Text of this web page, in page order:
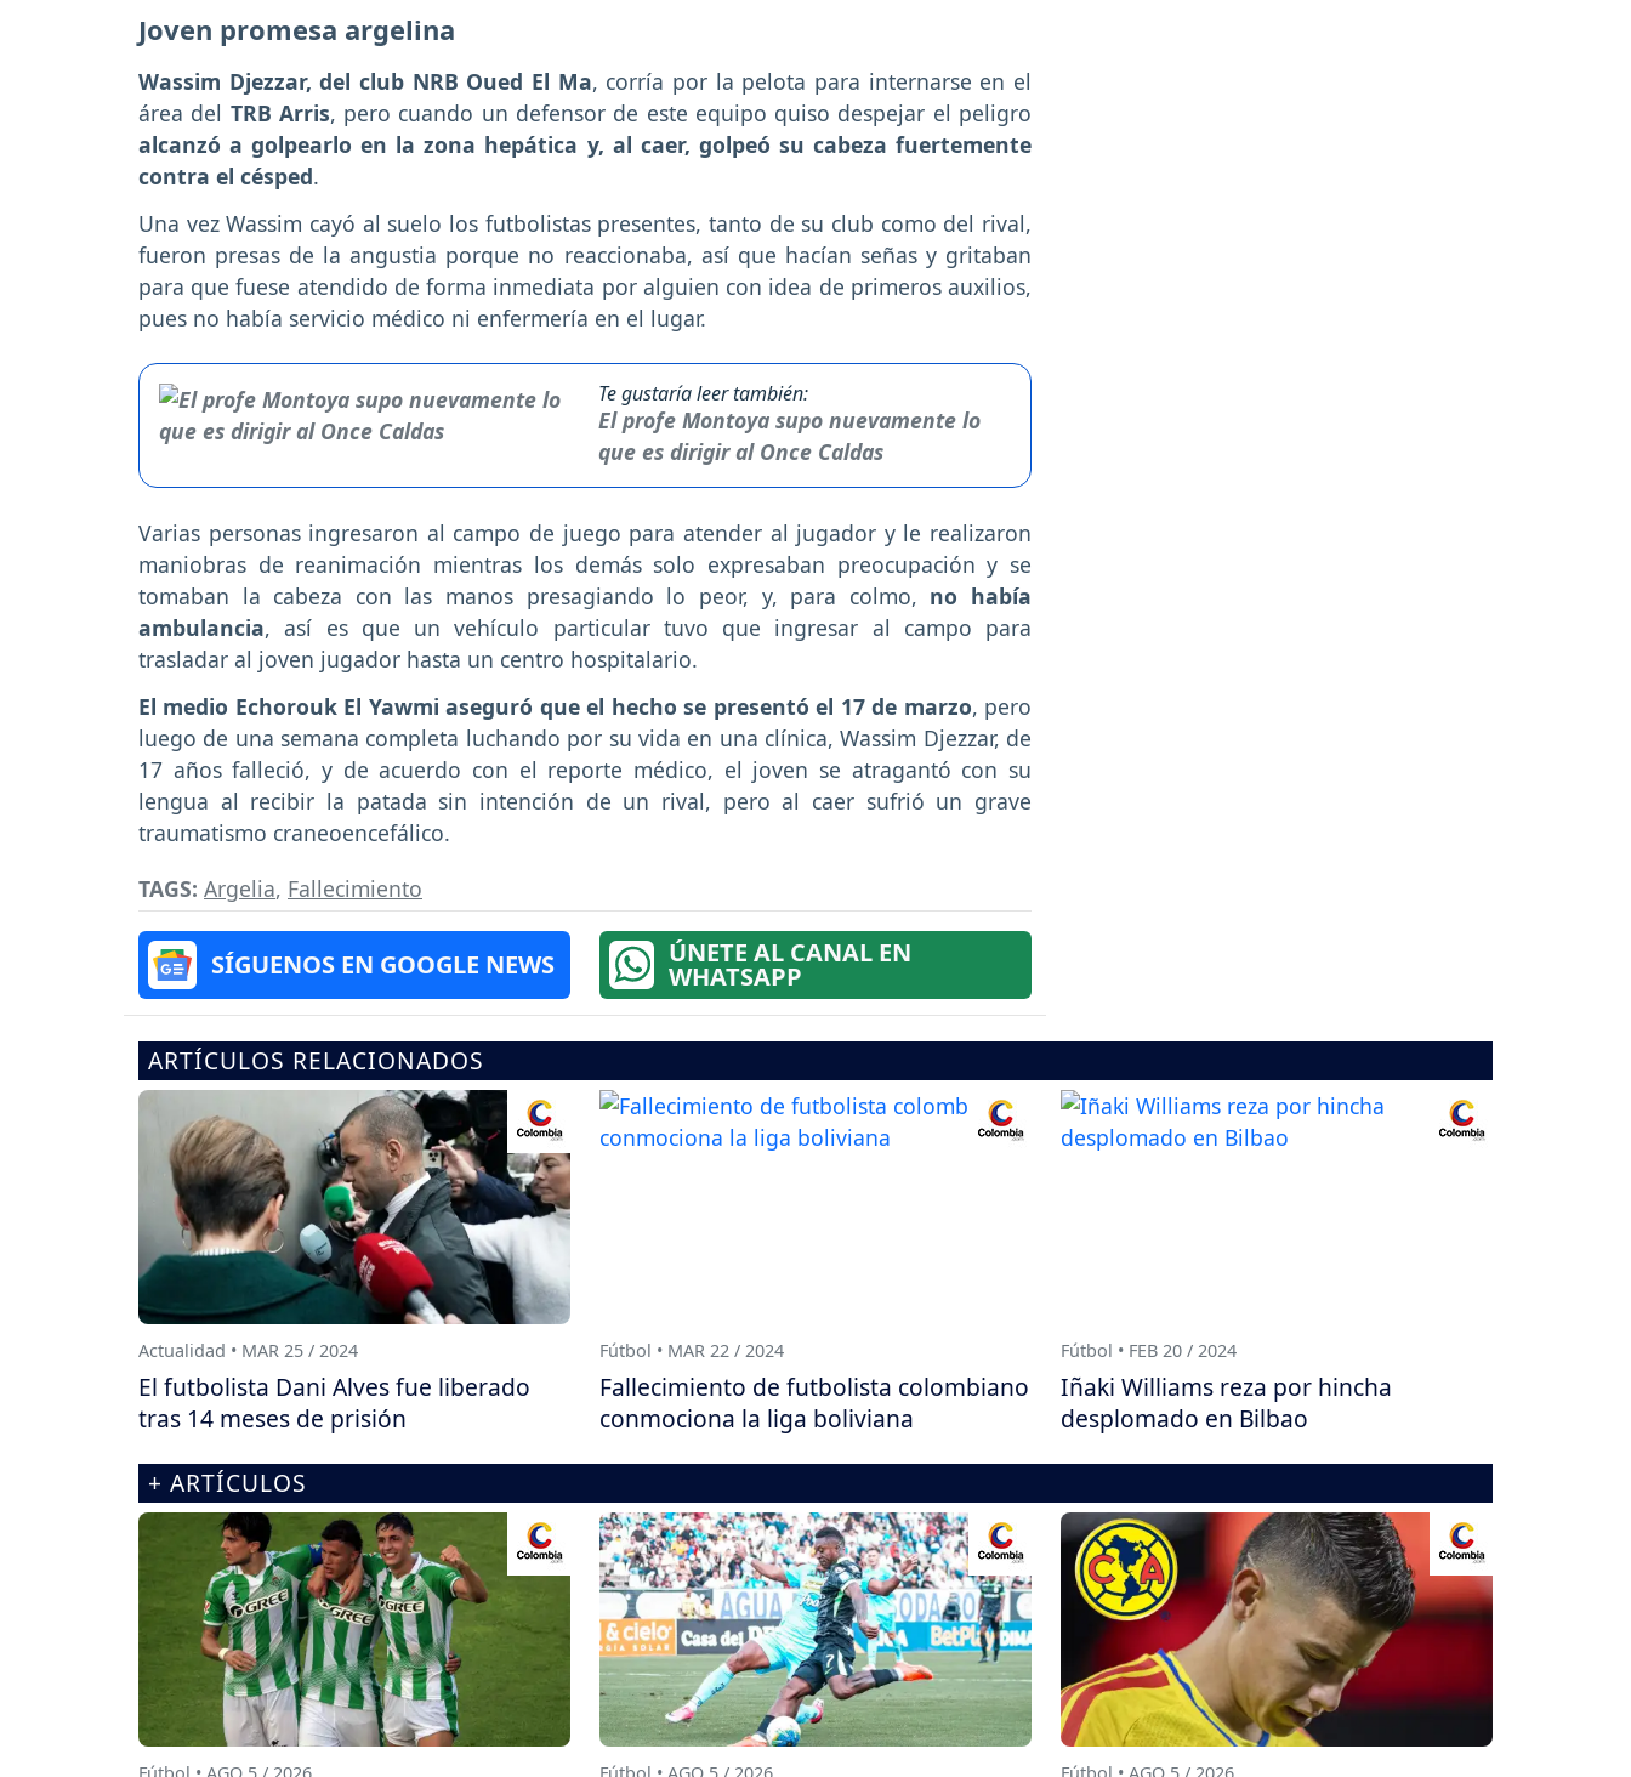
Joven promesa argelina
Wassim Djezzar, del club NRB Oued El Ma, corría por la pelota para internarse en el
área del TRB Arris, pero cuando un defensor de este equipo quiso despejar el peligro
alcanzó a golpearlo en la zona hepática y, al caer, golpeó su cabeza fuertemente
contra el césped.
Una vez Wassim cayó al suelo los futbolistas presentes, tanto de su club como del rival,
fueron presas de la angustia porque no reaccionaba, así que hacían señas y gritaban
para que fuese atendido de forma inmediata por alguien con idea de primeros auxilios,
pues no había servicio médico ni enfermería en el lugar.
Te gustaría leer también:
El profe Montoya supo nuevamente lo
que es dirigir al Once Caldas
Varias personas ingresaron al campo de juego para atender al jugador y le realizaron
maniobras de reanimación mientras los demás solo expresaban preocupación y se
tomaban la cabeza con las manos presagiando lo peor, y, para colmo, no había
ambulancia, así es que un vehículo particular tuvo que ingresar al campo para
trasladar al joven jugador hasta un centro hospitalario.
El medio Echorouk El Yawmi aseguró que el hecho se presentó el 17 de marzo, pero
luego de una semana completa luchando por su vida en una clínica, Wassim Djezzar, de
17 años falleció, y de acuerdo con el reporte médico, el joven se atragantó con su
lengua al recibir la patada sin intención de un rival, pero al caer sufrió un grave
traumatismo craneoencefálico.
TAGS: Argelia, Fallecimiento
SÍGUENOS EN GOOGLE NEWS ÚNETE AL CANAL EN
WHATSAPP
ARTÍCULOS RELACIONADOS
Actualidad • MAR 25 / 2024
El futbolista Dani Alves fue liberado
tras 14 meses de prisión
Fútbol • MAR 22 / 2024
Fallecimiento de futbolista colombiano
conmociona la liga boliviana
Fútbol • FEB 20 / 2024
Iñaki Williams reza por hincha
desplomado en Bilbao
+ ARTÍCULOS
Fútbol • AGO 5 / 2026 Fútbol • AGO 5 / 2026 Fútbol • AGO 5 / 2026